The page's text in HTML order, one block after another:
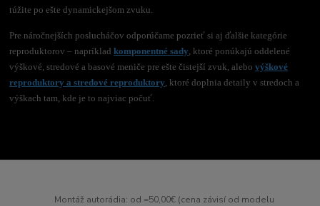
túžite po ešte dynamickejšom zvuku.
Pre náročnejších poslucháčov odporúčame pozrieť si aj ďalšie kategórie
reproduktorov – napríkladkomponentné sady, ktoré ponúkajú oddelené
výškové, stredové a basové meniče pre ešte čistejší zvuk, alebovýškové
reproduktory a stredové reproduktory, ktoré doplnia detaily v stredoch a
výškach tam, kde je to najviac počuť.
Montáž autorádia: od =50,00€ (cena závisí od modelu